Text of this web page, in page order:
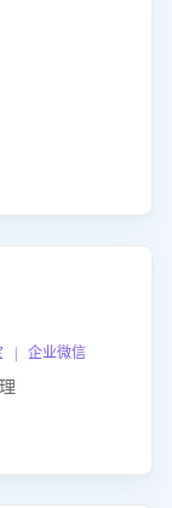
| 企业微信